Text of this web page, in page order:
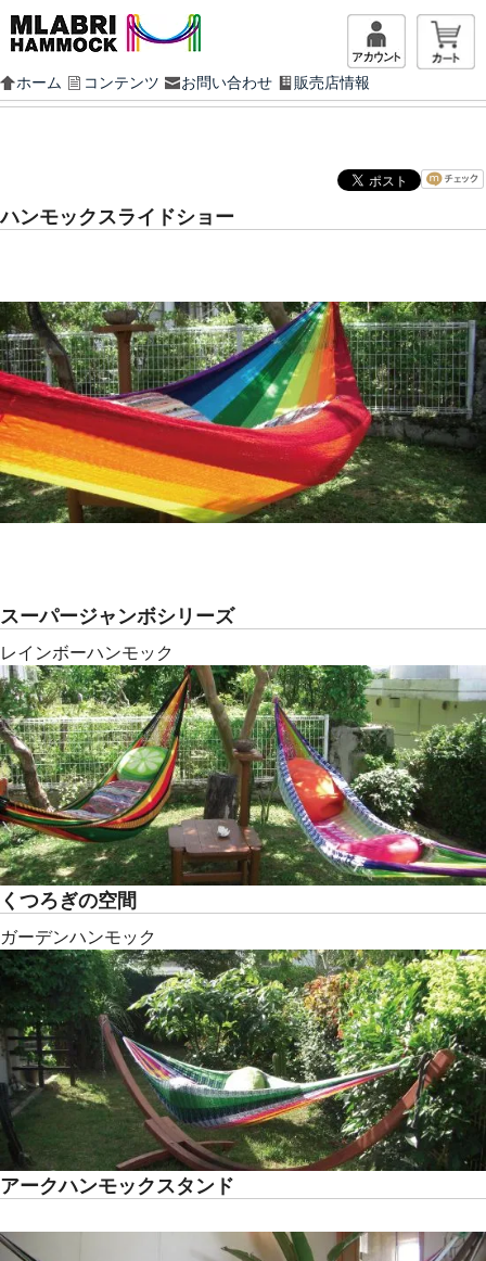
マイアカ
ホーム コンテンツ お問い合わせ 販売店情報
ハンモックスライドショー
スーパージャンボシリーズ
レインボーハンモック
くつろぎの空間
ガーデンハンモック
アークハンモックスタンド